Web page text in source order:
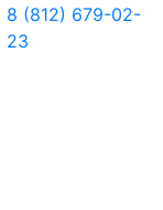
8 (812) 679-02-
23